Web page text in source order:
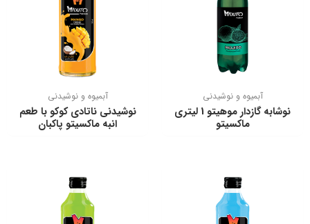
آبمیوه و نوشیدنی
نوشابه گازدار موهیتو 1 لیتری
ماکسیتو
آبمیوه و نوشیدنی
نوشیدنی ناتادی كوكو با طعم
انبه ماکسیتو پاکبان